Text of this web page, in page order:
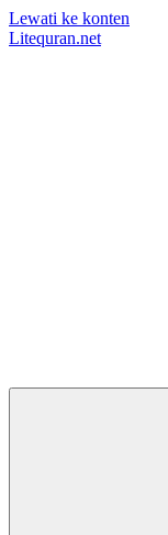
Lewati ke konten
Litequran.net